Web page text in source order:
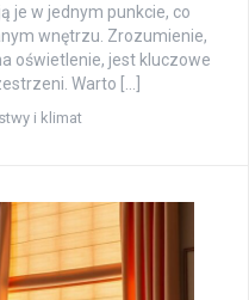
je w jednym punkcie, co
wnętrzu. Zrozumienie,
oświetlenie, jest kluczowe
Warto […]
i klimat